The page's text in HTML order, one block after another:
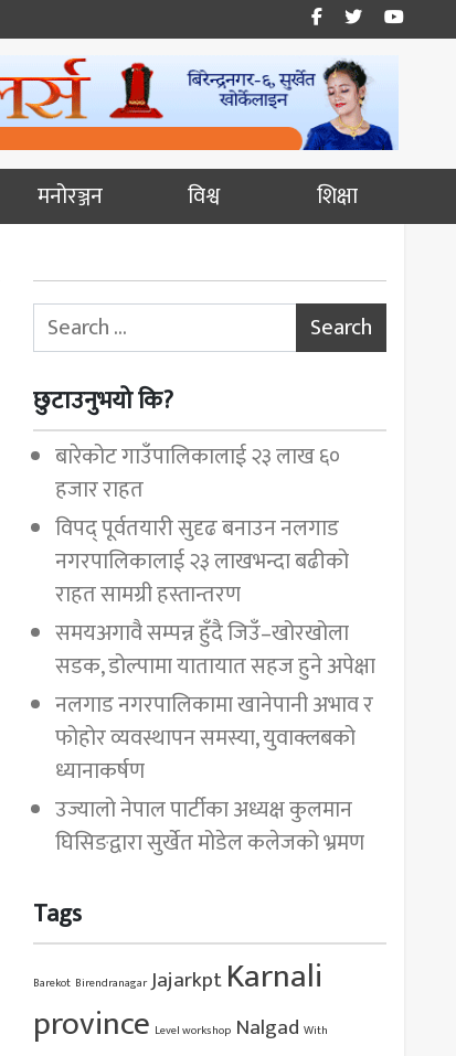
मनोरञ्जन विश्व शिक्षा
Search for:
छुटाउनुभयो कि?
बारेकोट गाउँपालिकालाई २३ लाख ६०
हजार राहत
विपद् पूर्वतयारी सुदृढ बनाउन नलगाड
नगरपालिकालाई २३ लाखभन्दा बढीको
राहत सामग्री हस्तान्तरण
समयअगावै सम्पन्न हुँदै जिउँ–खोरखोला
सडक, डोल्पामा यातायात सहज हुने अपेक्षा
नलगाड नगरपालिकामा खानेपानी अभाव र
फोहोर व्यवस्थापन समस्या, युवाक्लबको
ध्यानाकर्षण
उज्यालो नेपाल पार्टीका अध्यक्ष कुलमान
घिसिङद्वारा सुर्खेत मोडेल कलेजको भ्रमण
Tags
Barekot Birendranagar JajarkptKarnali
province Level workshop Nalgad With